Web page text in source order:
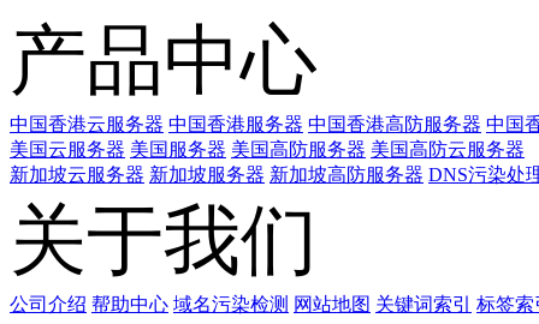
产品中心
中国香港云服务器 中国香港服务器 中国香港高防服务器 中国
美国云服务器 美国服务器 美国高防服务器 美国高防云服务器
新加坡云服务器 新加坡服务器 新加坡高防服务器 DNS污染处
关于我们
公司介绍 帮助中心 域名污染检测 网站地图 关键词索引 标签索